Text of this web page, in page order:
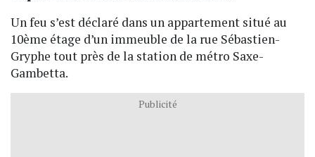
Un feu s’est déclaré dans un appartement situé au
10ème étage d’un immeuble de la rue Sébastien-
Gryphe tout près de la station de métro Saxe-
Gambetta.
Publicité